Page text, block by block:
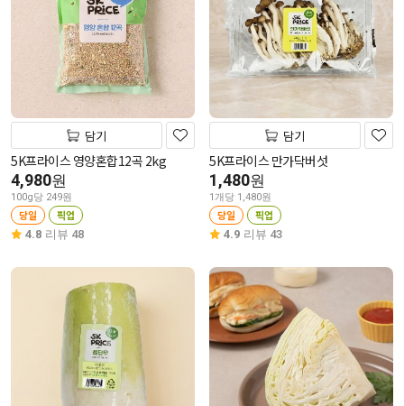
담기
5K프라이스 영양혼합12곡 2kg
4,980원
100g당 249원
당일 픽업
4.8 리뷰 48
담기
5K프라이스 만가닥버섯
1,480원
1개당 1,480원
당일 픽업
4.9 리뷰 43